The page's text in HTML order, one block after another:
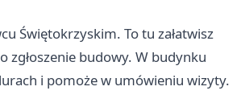
Świętokrzyskim. To tu załatwisz
budowy. W budynku
i pomoże w umówieniu wizyty.